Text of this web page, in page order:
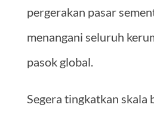
pergerakan pasar
menangani seluruh
pasok global.
Segera tingkatkan skala